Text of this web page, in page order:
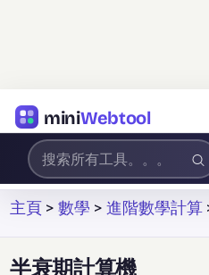
miniWebtool
主頁 >數學 >進階數學計算
半衰期計算機